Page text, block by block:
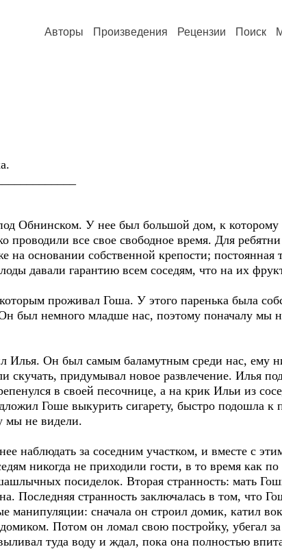
Авторы Произведения Рецензии Поиск
под Обнинском. У нее был большой дом, к
проводили все свое свободное время. Для
на основании собственной крепости; постоянная
давали гарантию всем соседям, что на их
проживал Гоша. У этого паренька была
был немного младше нас, поэтому поначалу мы
Илья. Он был самым баламутным среди нас, ему
скучать, придумывал новое развлечение. Илья
в своей песочнице, а на крик Ильи из
Гоше выкурить сигарету, быстро подошла к
мы не видели.
наблюдать за соседним участком, и вместе с
никогда не приходили гости, в то время как по
посиделок. Вторая странность: мать
Последняя странность заключалась в том, что
манипуляции: сначала он строил домик, катил
Потом он ломал свою постройку, убегал
туда воду и ждал, пока она полностью